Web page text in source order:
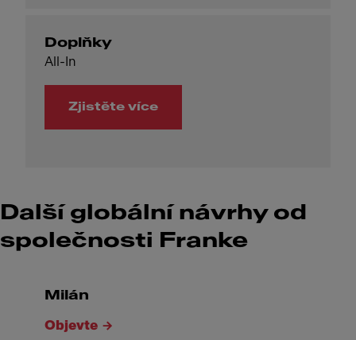
Doplňky
All-In
Zjistěte více
Další globální návrhy od
společnosti Franke
Milán
Objevte